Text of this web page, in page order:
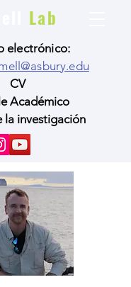
Lab
electrónico:
CV
Académico
la investigación